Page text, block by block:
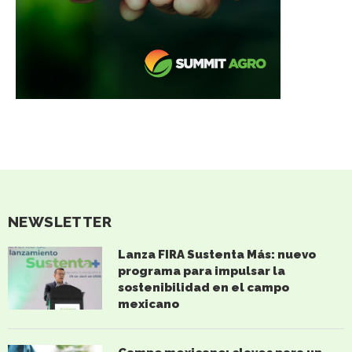
NEWSLETTER
Lanza FIRA Sustenta Más: nuevo
programa para impulsar la
sostenibilidad en el campo
mexicano